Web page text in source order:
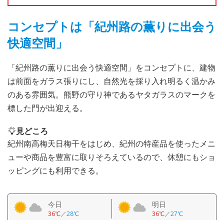
コンセプトは「紀州路の薫りに出会う
快適空間」
「紀州路の薫りに出会う快適空間」をコンセプトに、建物
は前面をガラス張りにし、自然光を採り入れ明るく温かみ
のある雰囲気。熊野の守り神であるヤタガラスのマークを
標した門が出迎える。
見どころ
紀州南高梅天日梅干をはじめ、紀州の特産品を使ったメニ
ューや商品を豊富に取りそろえているので、休憩にもショ
ッピングにも利用できる。
今日
36℃／28℃
明日
36℃／27℃